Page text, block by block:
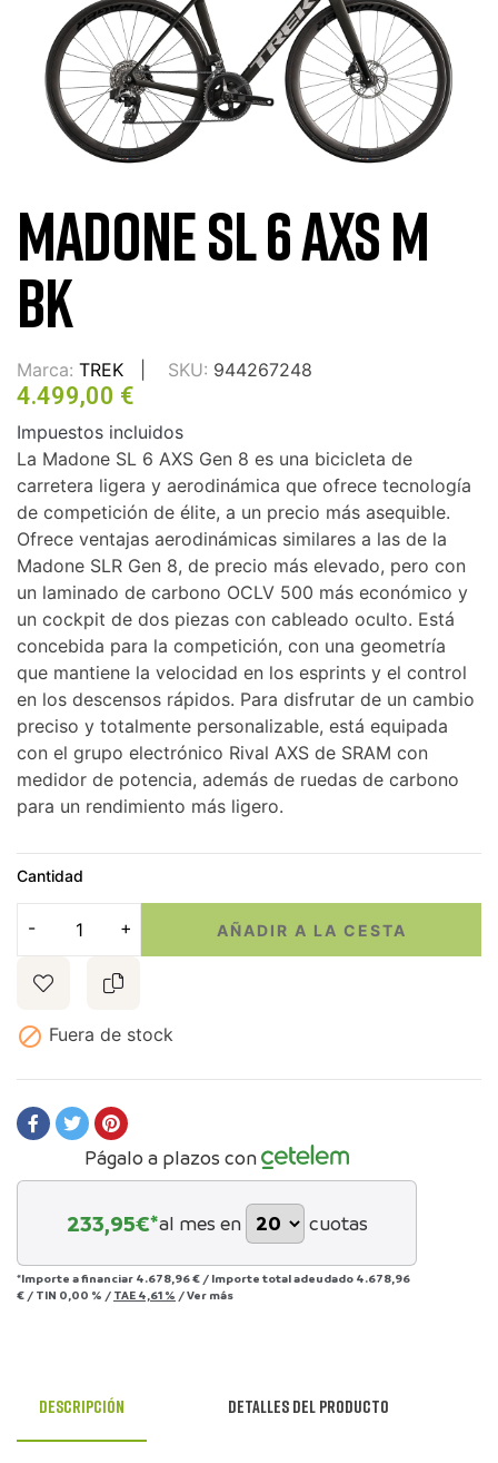
MADONE SL 6 AXS M
BK
Marca: TREK SKU: 944267248
4.499,00 €
Impuestos incluidos
La Madone SL 6 AXS Gen 8 es una bicicleta de
carretera ligera y aerodinámica que ofrece tecnología
de competición de élite, a un precio más asequible.
Ofrece ventajas aerodinámicas similares a las de la
Madone SLR Gen 8, de precio más elevado, pero con
un laminado de carbono OCLV 500 más económico y
un cockpit de dos piezas con cableado oculto. Está
concebida para la competición, con una geometría
que mantiene la velocidad en los esprints y el control
en los descensos rápidos. Para disfrutar de un cambio
preciso y totalmente personalizable, está equipada
con el grupo electrónico Rival AXS de SRAM con
medidor de potencia, además de ruedas de carbono
para un rendimiento más ligero.
Cantidad
AÑADIR A LA CESTA
 Fuera de stock
Págalo a plazos con
233,95€*al mes en cuotas
*Importe a financiar 4.678,96 € / Importe total adeudado 4.678,96
€ / TIN 0,00 % / TAE 4,61 % /Ver más
Descripción Detalles del producto